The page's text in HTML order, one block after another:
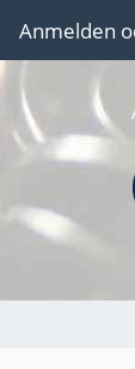
Anmelden